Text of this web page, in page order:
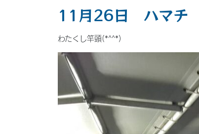
11月26日 ハマチ
わたくし竿頭(*^^*)